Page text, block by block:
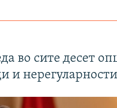
во сите десет
и нерегуларности